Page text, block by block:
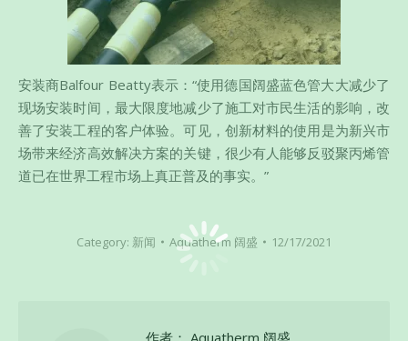
安装商Balfour Beatty表示：“使用德国阔盛蓝色管大大减少了
现场安装时间，最大限度地减少了施工对市民生活的影响，改
善了安装工程的客户体验。可见，创新材料的使用是为新兴市
场带来经济高效解决方案的关键，很少有人能够反驳聚丙烯管
道已在世界工程市场上真正普及的事实。”
Category: 新闻 Aquatherm 阔盛 12/17/2021